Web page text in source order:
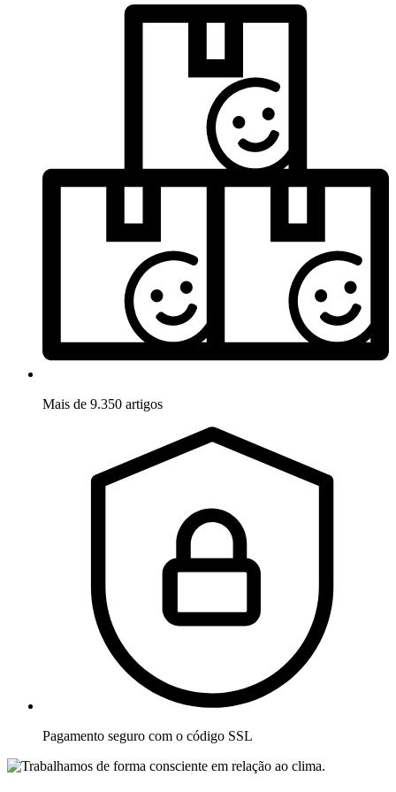
Mais de 9.350 artigos
Pagamento seguro com o código SSL